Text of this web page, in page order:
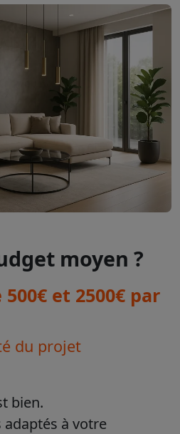
moyen ?
et 2500€ par
du projet
bien.
adaptés à votre